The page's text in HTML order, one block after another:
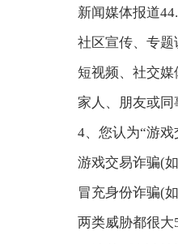
新闻媒体报道
社区宣传、专题
短视频、社交媒
家人、朋友或同
4、您认为“游
游戏交易诈骗(
冒充身份诈骗(
两类威胁都很大